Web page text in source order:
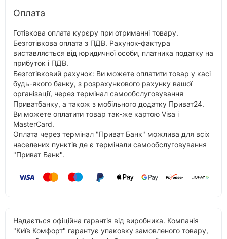
Оплата
Готівкова оплата курєру при отриманні товару.
Безготівкова оплата з ПДВ. Рахунок-фактура
виставляється від юридичної особи, платника податку на
прибуток і ПДВ.
Безготівковий рахунок: Ви можете оплатити товар у касі
будь-якого банку, з розрахункового рахунку вашої
організації, через термінал самообслуговування
Приватбанку, а також з мобільного додатку Приват24.
Ви можете оплатити товар так-же картою Visa і
MasterCard.
Оплата через термінал "Приват Банк" можлива для всіх
населених пунктів де є термінали самообслуговування
"Приват Банк".
Надається офіційна гарантія від виробника. Компанія
"Київ Комфорт" гарантує упаковку замовленого товару,